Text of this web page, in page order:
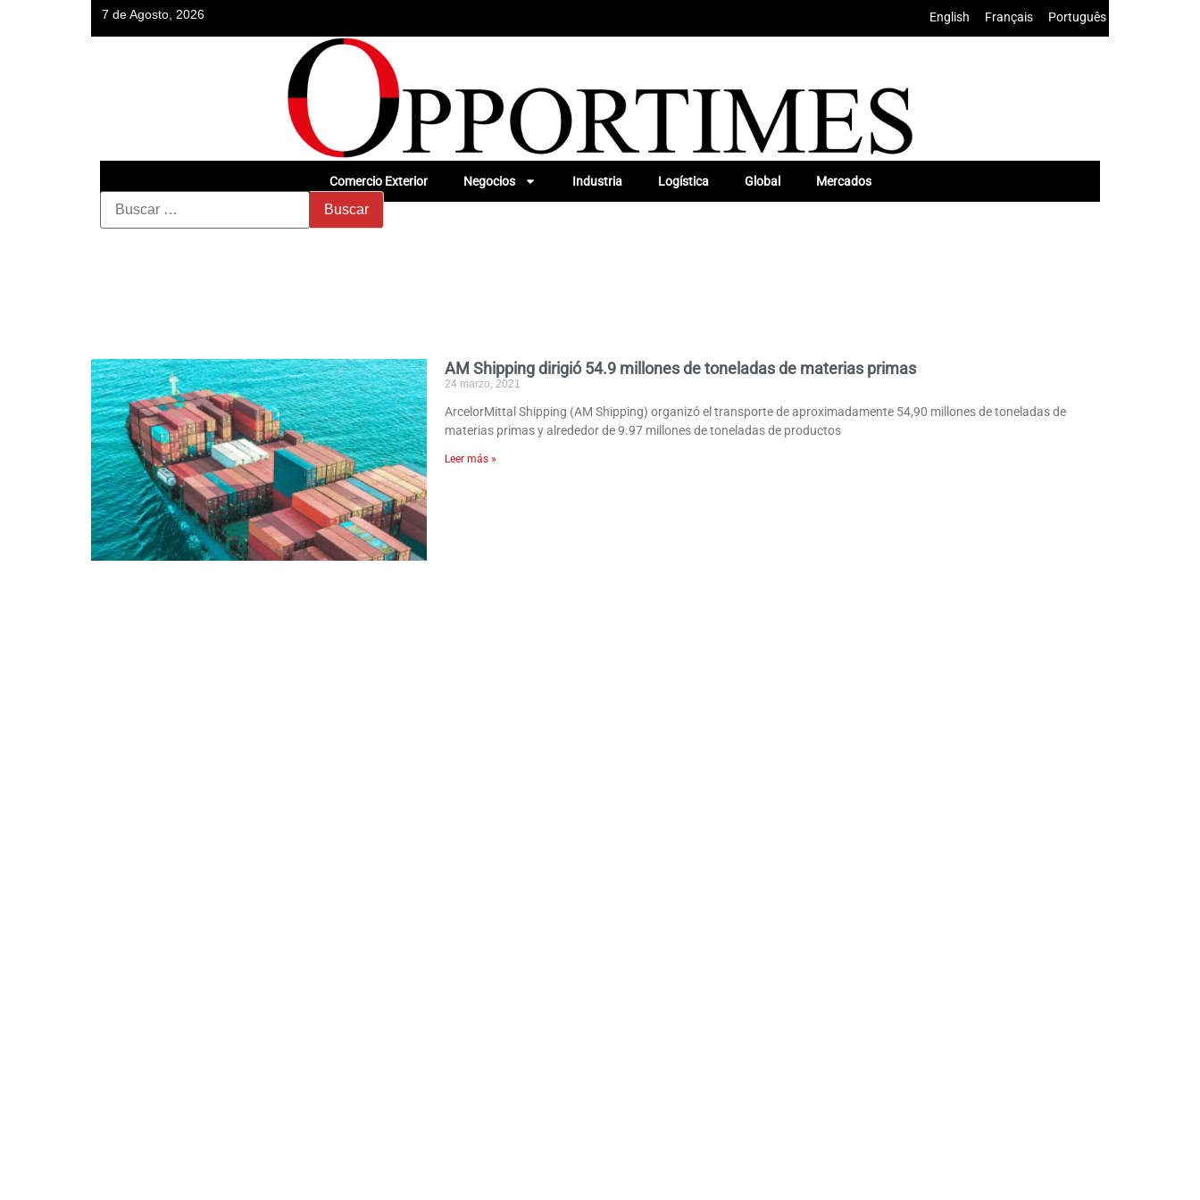
7 de Agosto, 2026 English Français Português
Comercio Exterior Negocios Industria Logística Global Mercados
AM Shipping dirigió 54.9 millones de toneladas de materias primas
24 marzo, 2021
ArcelorMittal Shipping (AM Shipping) organizó el transporte de aproximadamente 54,90 millones de toneladas de
materias primas y alrededor de 9.97 millones de toneladas de productos
Leer más »